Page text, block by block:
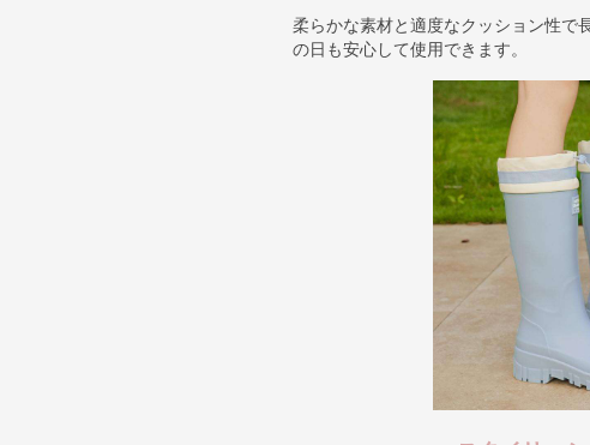
柔らかな素材と適度なクッション性で
の日も安心して使用できます。